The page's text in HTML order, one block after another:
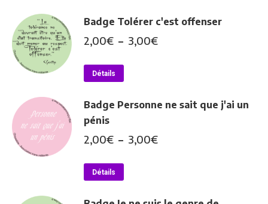
Badge Tolérer c'est offenser
2,00€ – 3,00€Plage
à
Détails
a
variations.
options
peuvent
être
Badge Personne ne sait que j'ai un
pénis
2,00€ – 3,00€Plage
Détails